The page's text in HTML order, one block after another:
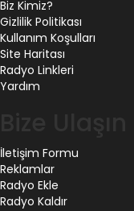
Biz Kimiz?
Gizlilik Politikası
Kullanım Koşulları
Site Haritası
Radyo Linkleri
Yardım
İletişim Formu
Reklamlar
Radyo Ekle
Radyo Kaldır